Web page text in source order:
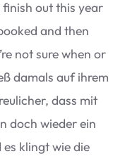
finish out this year
and then
not sure when or
damals auf ihrem
dass mit
doch wie­der ein
klingt wie die